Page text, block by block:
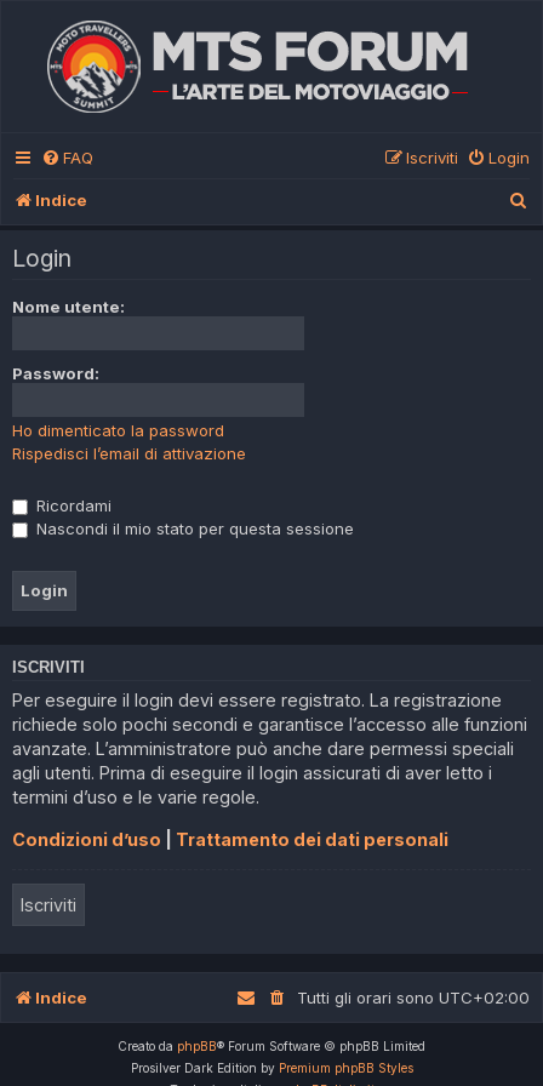
FAQ Login
Iscriviti
Indice
Login
Nome utente:
Password:
Ho dimenticato la password
Rispedisci l’email di attivazione
Ricordami
Nascondi il mio stato per questa sessione
ISCRIVITI
Per eseguire il login devi essere registrato. La registrazione
richiede solo pochi secondi e garantisce l’accesso alle funzioni
avanzate. L’amministratore può anche dare permessi speciali
agli utenti. Prima di eseguire il login assicurati di aver letto i
termini d’uso e le varie regole.
Condizioni d’uso Trattamento dei dati personali
Iscriviti
Indice Tutti gli orari sono UTC+02:00
Creato da phpBB® Forum Software © phpBB Limited
Prosilver Dark Edition by Premium phpBB Styles